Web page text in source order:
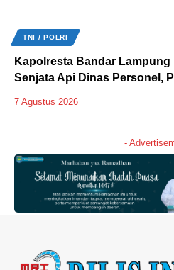
TNI / POLRI
Kapolresta Bandar
Senjata Api Dinas Personel,
7 Agustus 2026
-